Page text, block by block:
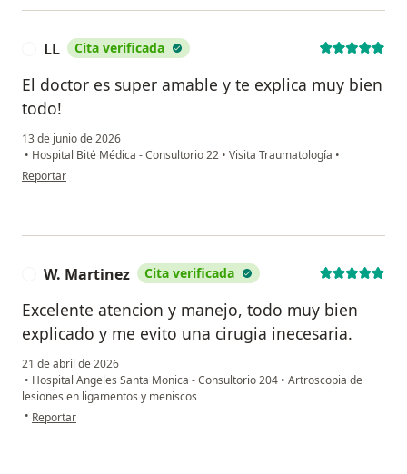
LL Cita verificada
El doctor es super amable y te explica muy bien
todo!
13 de junio de 2026
• Hospital Bité Médica - Consultorio 22 • Visita Traumatología •
en opinión del usuario LL
Reportar
W. Martinez Cita verificada
Excelente atencion y manejo, todo muy bien
explicado y me evito una cirugia inecesaria.
21 de abril de 2026
• Hospital Angeles Santa Monica - Consultorio 204 • Artroscopia de
lesiones en ligamentos y meniscos
• en opinión del usuario W. Martinez
Reportar